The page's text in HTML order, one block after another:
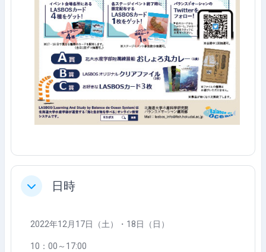
Collapse日時
2022年12月17日（土）・18日（日）
10：00～17:00